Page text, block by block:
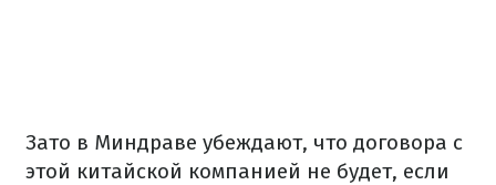
Зато в Миндраве убеждают, что договора с
этой китайской компанией не будет, если